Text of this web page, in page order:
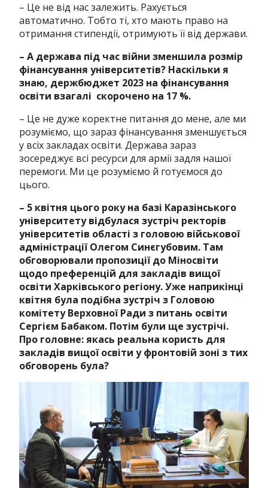
– Це не від нас залежить. Рахується
автоматично. Тобто ті, хто мають право на
отримання стипендії, отримують її від держави.
– А держава під час війни зменшила розмір
фінансування університетів? Наскільки я
знаю, держбюджет 2023 на фінансування
освіти взагалі скорочено на 17 %.
– Це не дуже коректне питання до мене, але ми
розуміємо, що зараз фінансування зменшується
у всіх закладах освіти. Держава зараз
зосереджує всі ресурси для армії задля нашої
перемоги. Ми це розуміємо й готуємося до
цього.
– 5 квітня цього року на базі Каразінського
університету відбулася зустріч ректорів
університетів області з головою військової
адміністрації Олегом Синєгубовим. Там
обговорювали пропозиції до Міносвіти
щодо преференцій для закладів вищої
освіти Харківського регіону. Уже наприкінці
квітня була подібна зустріч з Головою
комітету Верховної Ради з питань освіти
Сергієм Бабаком. Потім були ще зустрічі.
Про головне: якась реальна користь для
закладів вищої освіти у фронтовій зоні з тих
обговорень була?